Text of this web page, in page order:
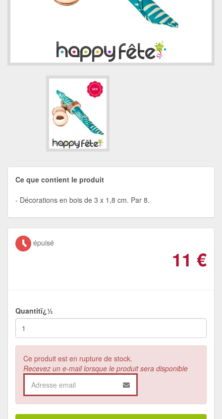
Ce que contient le produit
Décorations en bois de 3 x 1,8 cm. Par 8.
épuisé
11 €
Quantitï¿½
Ce produit est en rupture de stock.
Recevez un e-mail lorsque le produit sera disponible